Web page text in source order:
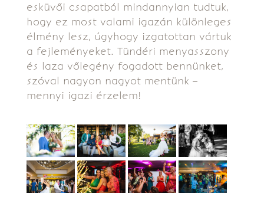
esküvői csapatból mindannyian tudtuk,
hogy ez most valami igazán különleges
élmény lesz, úgyhogy izgatottan vártuk
a fejleményeket. Tündéri menyasszony
és laza vőlegény fogadott bennünket,
szóval nagyon nagyot mentünk –
mennyi igazi érzelem!